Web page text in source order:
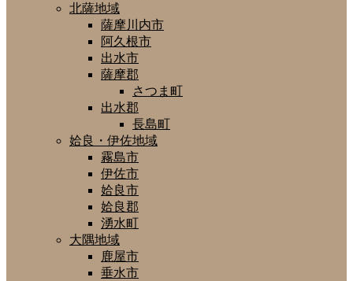
北薩地域
薩摩川内市
阿久根市
出水市
薩摩郡
さつま町
出水郡
長島町
姶良・伊佐地域
霧島市
伊佐市
姶良市
姶良郡
湧水町
大隅地域
鹿屋市
垂水市